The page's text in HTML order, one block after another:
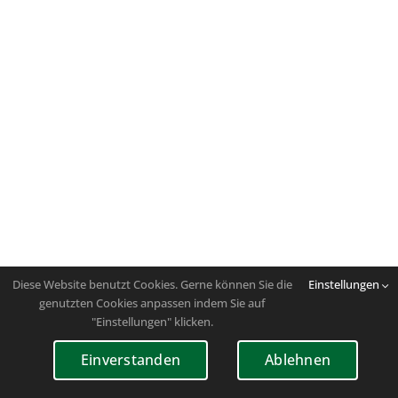
Diese Website benutzt Cookies. Gerne können Sie die
genutzten Cookies anpassen indem Sie auf
"Einstellungen" klicken.
Einstellungen
Einverstanden Ablehnen